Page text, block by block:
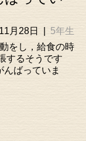
月28日
5年生
をし，給食の時
するそうです
ばっていま